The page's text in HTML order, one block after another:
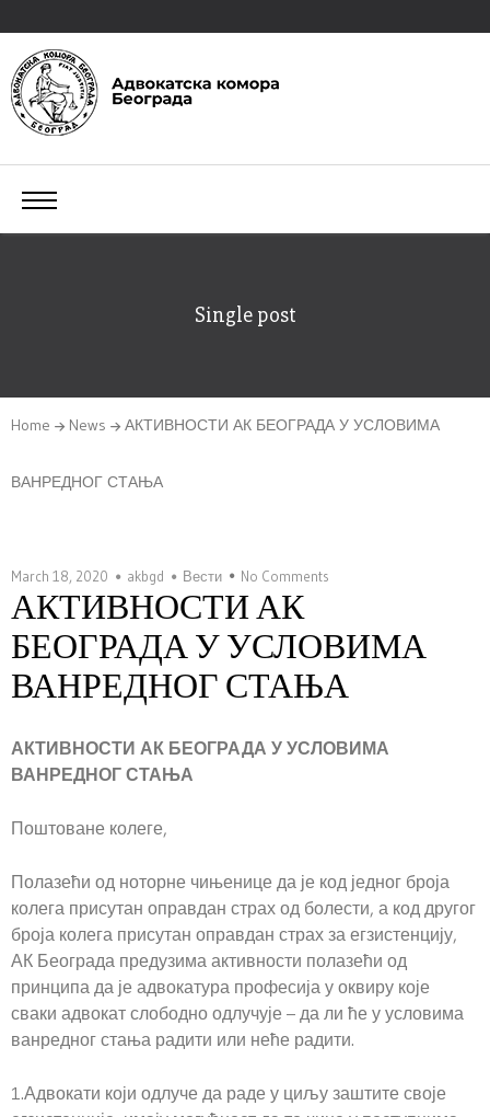
Single post
Home News АКТИВНОСТИ АК БЕОГРАДА У УСЛОВИМА
ВАНРЕДНОГ СТАЊА
March 18, 2020 akbgd Вести No Comments
АКТИВНОСТИ АК
БЕОГРАДА У УСЛОВИМА
ВАНРЕДНОГ СТАЊА
АКТИВНОСТИ АК БЕОГРАДА У УСЛОВИМА
ВАНРЕДНОГ СТАЊА
Поштоване колеге,
Полазећи од ноторне чињенице да је код једног броја
колега присутан оправдан страх од болести, а код другог
броја колега присутан оправдан страх за егзистенцију,
АК Београда предузима активности полазећи од
принципа да је адвокатура професија у оквиру које
сваки адвокат слободно одлучује – да ли ће у условима
ванредног стања радити или неће радити.
1.Адвокати који одлуче да раде у циљу заштите своје